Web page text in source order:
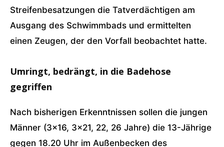
Streifenbesatzungen die Tatverdächtigen am
Ausgang des Schwimmbads und ermittelten
einen Zeugen, der den Vorfall beobachtet hatte.
Umringt, bedrängt, in die Badehose
gegriffen
Nach bisherigen Erkenntnissen sollen die jungen
Männer (3×16, 3×21, 22, 26 Jahre) die 13-Jährige
gegen 18.20 Uhr im Außenbecken des